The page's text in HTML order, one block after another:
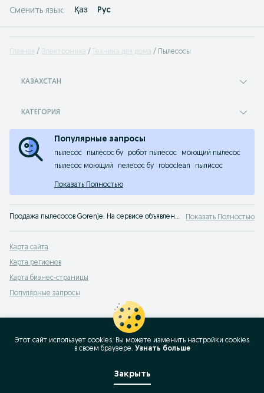
Сменить язык: Қаз Рус
Главная Электроника Техника для дома Пылесосы
КАЗАХСТАН
КАТЕГОРИЯ
Популярные запросы
пылесос пылесос бу робот пылесос
моющий пылесос
пылесос моющий
пелесос бу roboclean пылисос
Показать Полностью
Продажа пылесосов Gorenje. На сервисе объявлений OLX Казахстан легко и быстро можно купить пылесос Gorenje б/у. Покупай лучшую технику для дома на OLX! Показать Полностью
Карта сайта
Карта регионов
Карта бизнес-страницы
Популярные запросы
Этот сайт использует cookies. Вы можете изменить настройки cookies
в своeм браузере. Узнать больше
Закрыть